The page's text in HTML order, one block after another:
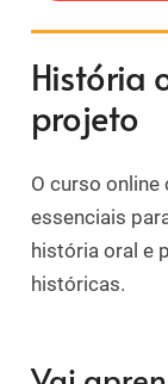
História
projeto
O curso
essenciais
história oral e
históricas.